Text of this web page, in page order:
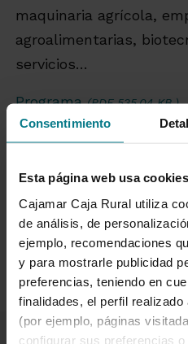
Consentimiento
Esta página web usa cookies
Cajamar Caja Rural utiliza
de análisis, de
ejemplo, recomendaciones
y para mostrarle publicidad
preferencias, teniendo en
finalidades, el perfil
(por ejemplo, páginas
configurar sus preferencias
maquinaria agrícola,
agroalimentarias,
servicios…
Programa(PDF 535,04 KB.)
Más información